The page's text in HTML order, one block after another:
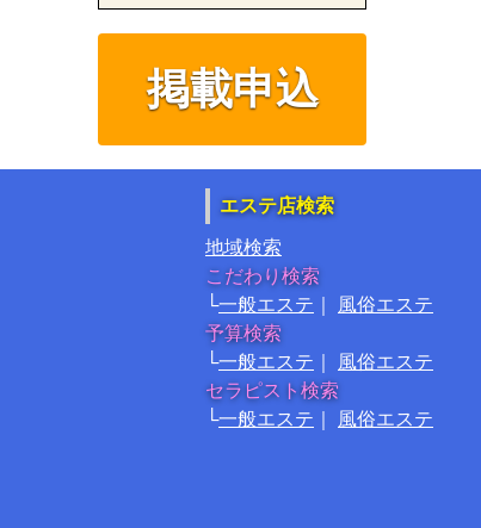
掲載申込
エステ店検索
地域検索
こだわり検索
一般エステ
風俗エステ
予算検索
一般エステ
風俗エステ
セラピスト検索
一般エステ
風俗エステ